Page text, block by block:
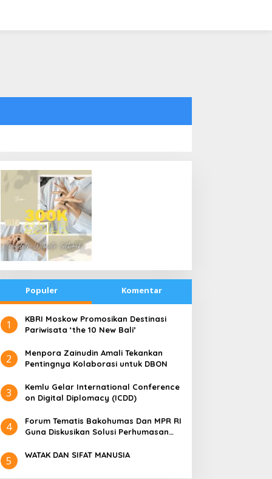
Populer Komentar
1
​KBRI Moskow Promosikan Destinasi
Pariwisata ‘the 10 New Bali’
2
​Menpora Zainudin Amali Tekankan
Pentingnya Kolaborasi untuk DBON
3
​Kemlu Gelar International Conference
on Digital Diplomacy (ICDD)
4
Forum Tematis Bakohumas Dan MPR RI
Guna Diskusikan Solusi Perhumasan
Masing
5 WATAK DAN SIFAT MANUSIA